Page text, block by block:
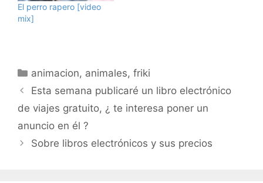
El perro rapero [video
mix]
Categorías
animacion, animales,friki
Esta semana publicaré un libro electrónico
de viajes gratuito, ¿ te interesa poner un
anuncio en él ?
Sobre libros electrónicos y sus precios